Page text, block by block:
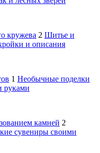
кружева 2 Шитье и
и описания
1 Необычные поделки
руками
камней 2
сувениры своими